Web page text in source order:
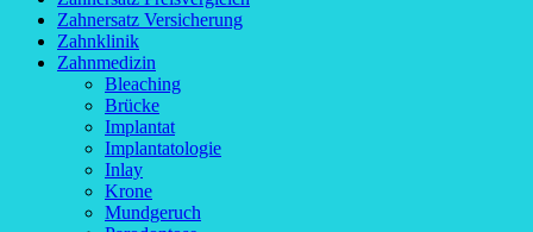
Zahnersatz Versicherung
Zahnklinik
Zahnmedizin
Bleaching
Brücke
Implantat
Implantatologie
Inlay
Krone
Mundgeruch